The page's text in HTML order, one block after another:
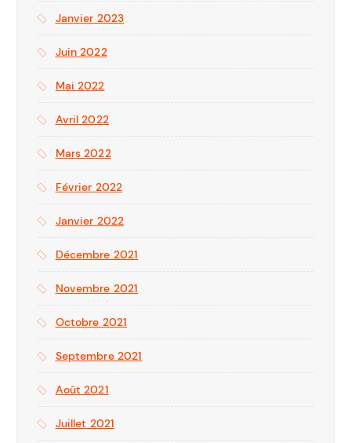
Janvier 2023
Juin 2022
Mai 2022
Avril 2022
Mars 2022
Février 2022
Janvier 2022
Décembre 2021
Novembre 2021
Octobre 2021
Septembre 2021
Août 2021
Juillet 2021